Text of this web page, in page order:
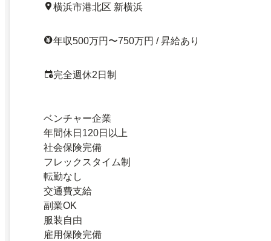
横浜市港北区 新横浜
年収500万円〜750万円 / 昇給あり
完全週休2日制
ベンチャー企業
年間休日120日以上
社会保険完備
フレックスタイム制
転勤なし
交通費支給
副業OK
服装自由
雇用保険完備